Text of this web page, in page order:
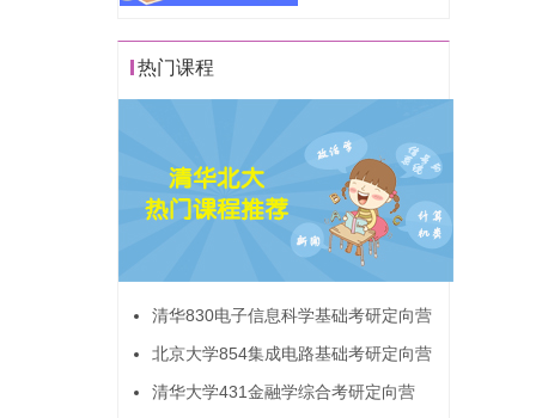
热门课程
清华830电子信息科学基础考研定向营
北京大学854集成电路基础考研定向营
清华大学431金融学综合考研定向营